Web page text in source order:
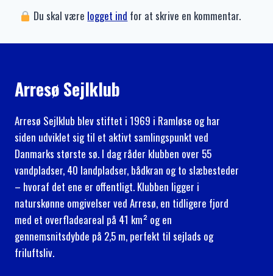
Du skal være logget ind for at skrive en kommentar.
Arresø Sejlklub
Arresø Sejlklub blev stiftet i 1969 i Ramløse og har
siden udviklet sig til et aktivt samlingspunkt ved
Danmarks største sø. I dag råder klubben over 55
vandpladser, 40 landpladser, bådkran og to slæbesteder
– hvoraf det ene er offentligt. Klubben ligger i
naturskønne omgivelser ved Arresø, en tidligere fjord
med et overfladeareal på 41 km² og en
gennemsnitsdybde på 2,5 m, perfekt til sejlads og
friluftsliv.